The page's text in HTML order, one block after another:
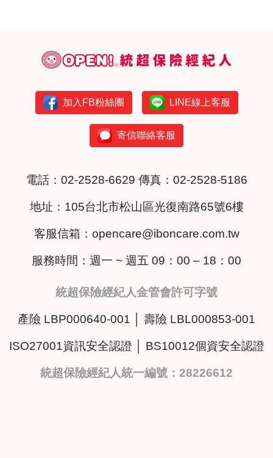
加入FB粉絲團 LINE線上客服
寄信聯絡客服
電話： 02-2528-6629 傳真：02-2528-5186
地址： 105台北市松山區光復南路65號6樓
客服信箱： opencare@iboncare.com.tw
服務時間：週一 ~ 週五 09：00 – 18：00
統超保險經紀人金管會許可字號
產險 LBP000640-001 │ 壽險 LBL000853-001
ISO27001資訊安全認證 │ BS10012個資安全認證
統超保險經紀人統一編號：28226612